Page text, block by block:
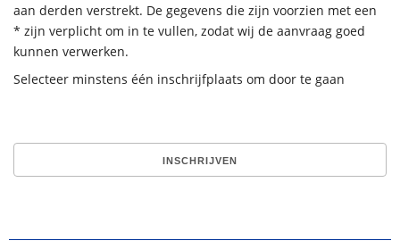
aan derden verstrekt. De gegevens die zijn voorzien met een
* zijn verplicht om in te vullen, zodat wij de aanvraag goed
kunnen verwerken.
Selecteer minstens één inschrijfplaats om door te gaan